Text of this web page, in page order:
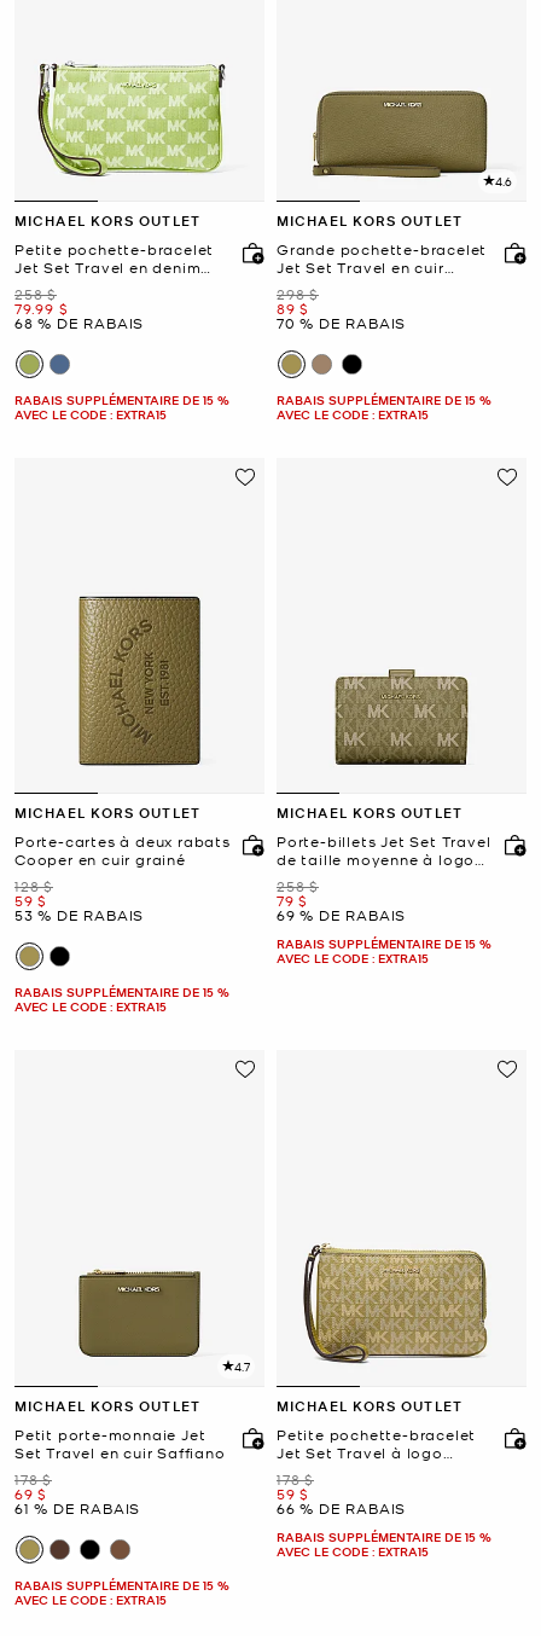
MICHAEL KORS OUTLET
Petite pochette-bracelet
Jet Set Travel en denim
jacquard à logo
était
258 $
maintenant
79.99 $
68 % DE RABAIS
RABAIS SUPPLÉMENTAIRE DE 15 %
AVEC LE CODE : EXTRA15
4.6
MICHAEL KORS OUTLET
Grande pochette-bracelet
Jet Set Travel en cuir
grainé
était
298 $
maintenant
89 $
70 % DE RABAIS
RABAIS SUPPLÉMENTAIRE DE 15 %
AVEC LE CODE : EXTRA15
MICHAEL KORS OUTLET
Porte-cartes à deux rabats
Cooper en cuir grainé
était
128 $
maintenant
59 $
53 % DE RABAIS
RABAIS SUPPLÉMENTAIRE DE 15 %
AVEC LE CODE : EXTRA15
MICHAEL KORS OUTLET
Porte-billets Jet Set Travel
de taille moyenne à logo
Signature
était
258 $
maintenant
79 $
69 % DE RABAIS
RABAIS SUPPLÉMENTAIRE DE 15 %
AVEC LE CODE : EXTRA15
4.7
MICHAEL KORS OUTLET
Petit porte-monnaie Jet
Set Travel en cuir Saffiano
était
178 $
maintenant
69 $
61 % DE RABAIS
RABAIS SUPPLÉMENTAIRE DE 15 %
AVEC LE CODE : EXTRA15
MICHAEL KORS OUTLET
Petite pochette-bracelet
Jet Set Travel à logo
Signature
était
178 $
maintenant
59 $
66 % DE RABAIS
RABAIS SUPPLÉMENTAIRE DE 15 %
AVEC LE CODE : EXTRA15